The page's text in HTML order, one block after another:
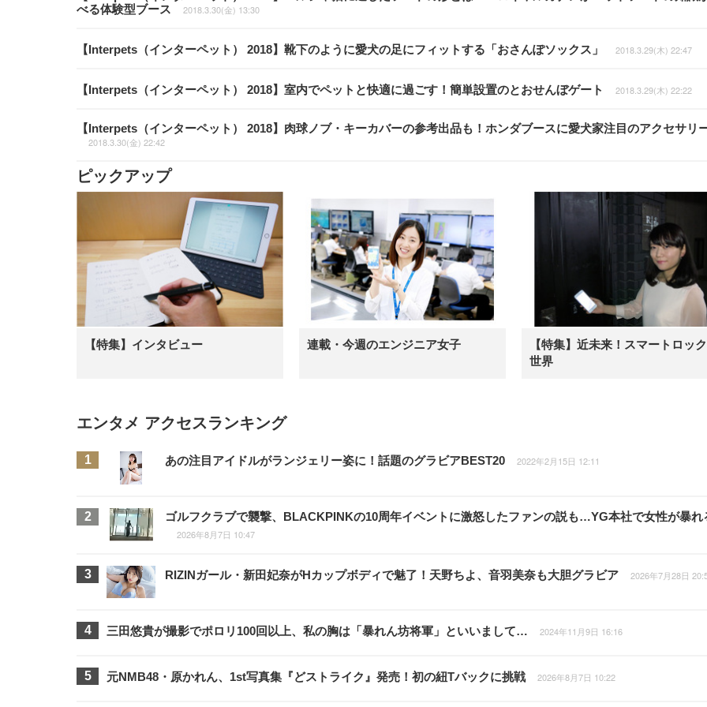
べる体験型ブース
2018.3.30(金) 13:30
【Interpets（インターペット） 2018】靴下のように愛犬の足にフィットする「おさんぽソックス」 2018.3.29(木) 22:47
【Interpets（インターペット） 2018】室内でペットと快適に過ごす！簡単設置のとおせんぼゲート 2018.3.29(木) 22:22
【Interpets（インターペット） 2018】肉球ノブ・キーカバーの参考出品も！ホンダブースに愛犬家注目のアクセサリ
2018.3.30(金) 22:42
ピックアップ
【特集】インタビュー 連載・今週のエンジニア女子
【特集】近未来！スマートロッ
世界
エンタメ アクセスランキング
あの注目アイドルがランジェリー姿に！話題のグラビアBEST20 2022年2月15日 12:11
ゴルフクラブで襲撃、BLACKPINKの10周年イベントに激怒したファンの説も…YG本社で女性が暴れ
2026年8月7日 10:47
RIZINガール・新田妃奈がHカップボディで魅了！天野ちよ、音羽美奈も大胆グラビア 2026年7月28日
三田悠貴が撮影でポロリ100回以上、私の胸は「暴れん坊将軍」といいまして… 2024年11月9日 16:16
元NMB48・原かれん、1st写真集『どストライク』発売！初の紐Tバックに挑戦 2026年8月7日 10:22